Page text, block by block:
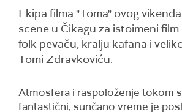
Ekipa filma "Toma" ovog
scene u Čikagu za istoimeni
folk pevaču, kralju kafana i
Tomi Zdravkoviću.
Atmosfera i raspoloženje tokom
fantastični, sunčano vreme je